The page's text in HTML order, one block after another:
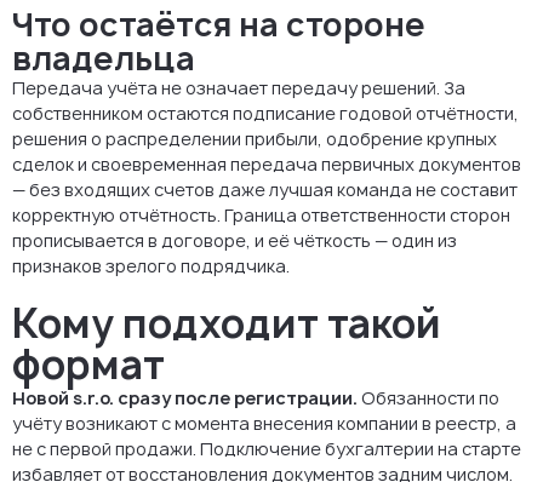
Что остаётся на стороне
владельца
Передача учёта не означает передачу решений. За
собственником остаются подписание годовой отчётности,
решения о распределении прибыли, одобрение крупных
сделок и своевременная передача первичных документов
— без входящих счетов даже лучшая команда не составит
корректную отчётность. Граница ответственности сторон
прописывается в договоре, и её чёткость — один из
признаков зрелого подрядчика.
Кому подходит такой
формат
Новой s.r.o. сразу после регистрации. Обязанности по
учёту возникают с момента внесения компании в реестр, а
не с первой продажи. Подключение бухгалтерии на старте
избавляет от восстановления документов задним числом.